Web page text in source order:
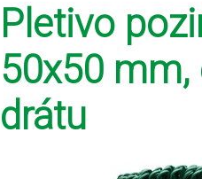
Pletivo
50x50
drátu